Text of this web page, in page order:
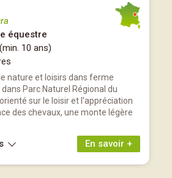
équestre
10 ans)
nature et loisirs dans ferme
Parc Naturel Régional du
sur le loisir et l'appréciation
des chevaux, une monte légère
En savoir +